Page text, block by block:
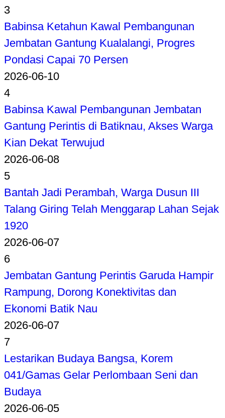
3
Babinsa Ketahun Kawal Pembangunan
Jembatan Gantung Kualalangi, Progres
Pondasi Capai 70 Persen
2026-06-10
4
Babinsa Kawal Pembangunan Jembatan
Gantung Perintis di Batiknau, Akses Warga
Kian Dekat Terwujud
2026-06-08
5
Bantah Jadi Perambah, Warga Dusun III
Talang Giring Telah Menggarap Lahan Sejak
1920
2026-06-07
6
Jembatan Gantung Perintis Garuda Hampir
Rampung, Dorong Konektivitas dan
Ekonomi Batik Nau
2026-06-07
7
Lestarikan Budaya Bangsa, Korem
041/Gamas Gelar Perlombaan Seni dan
Budaya
2026-06-05